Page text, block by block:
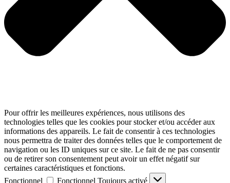
Pour offrir les meilleures expériences, nous utilisons des
technologies telles que les cookies pour stocker et/ou accéder aux
informations des appareils. Le fait de consentir à ces technologies
nous permettra de traiter des données telles que le comportement de
navigation ou les ID uniques sur ce site. Le fait de ne pas consentir
ou de retirer son consentement peut avoir un effet négatif sur
certaines caractéristiques et fonctions.
Fonctionnel
Fonctionnel Toujours activé